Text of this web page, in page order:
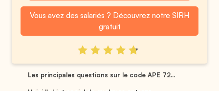
Vous avez des salariés ? Découvrez notre SIRH
gratuit
Les principales questions sur le code APE 72...